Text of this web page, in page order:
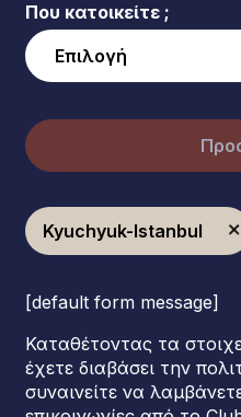
Που κατοικείτε ;
Kyuchyuk-Istanbul
[default form message]
Καταθέτοντας τα
έχετε διαβάσει την
συναινείτε να